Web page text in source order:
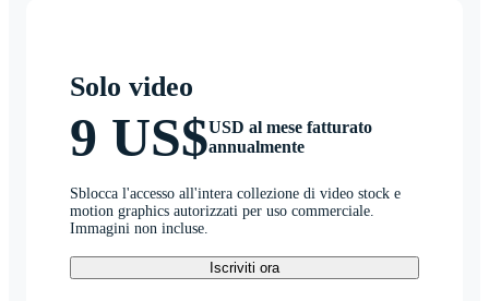
Solo video
9 US$USD al mese fatturato
annualmente
Sblocca l'accesso all'intera collezione di video stock e
motion graphics autorizzati per uso commerciale.
Immagini non incluse.
Iscriviti ora